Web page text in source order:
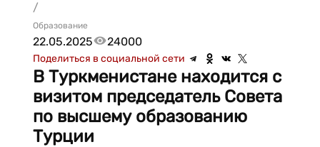
/
Образование
22.05.2025 24000
Поделиться в социальной сети
В Туркменистане находится с
визитом председатель Совета
по высшему образованию
Турции